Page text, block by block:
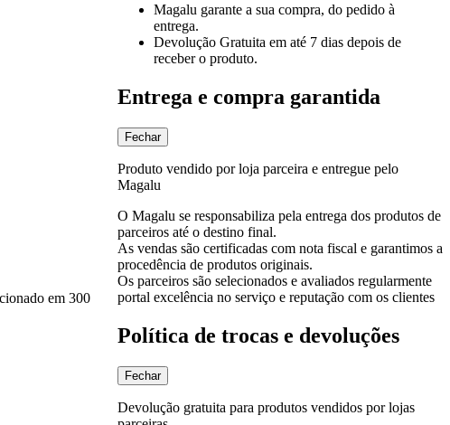
Magalu garante a sua compra, do pedido à
entrega.
Devolução Gratuita em até 7 dias depois de
receber o produto.
Entrega e compra garantida
Fechar
Produto vendido por loja parceira e entregue pelo
Magalu
O Magalu se responsabiliza pela entrega dos produtos de
parceiros até o destino final.
As vendas são certificadas com nota fiscal e garantimos a
procedência de produtos originais.
Os parceiros são selecionados e avaliados regularmente
portal excelência no serviço e reputação com os clientes
Política de trocas e devoluções
Fechar
Devolução gratuita para produtos vendidos por lojas
em 300